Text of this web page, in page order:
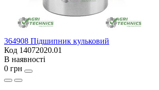
364908 Підшипник кульковий
Код 14072020.01
В наявності
0 грн